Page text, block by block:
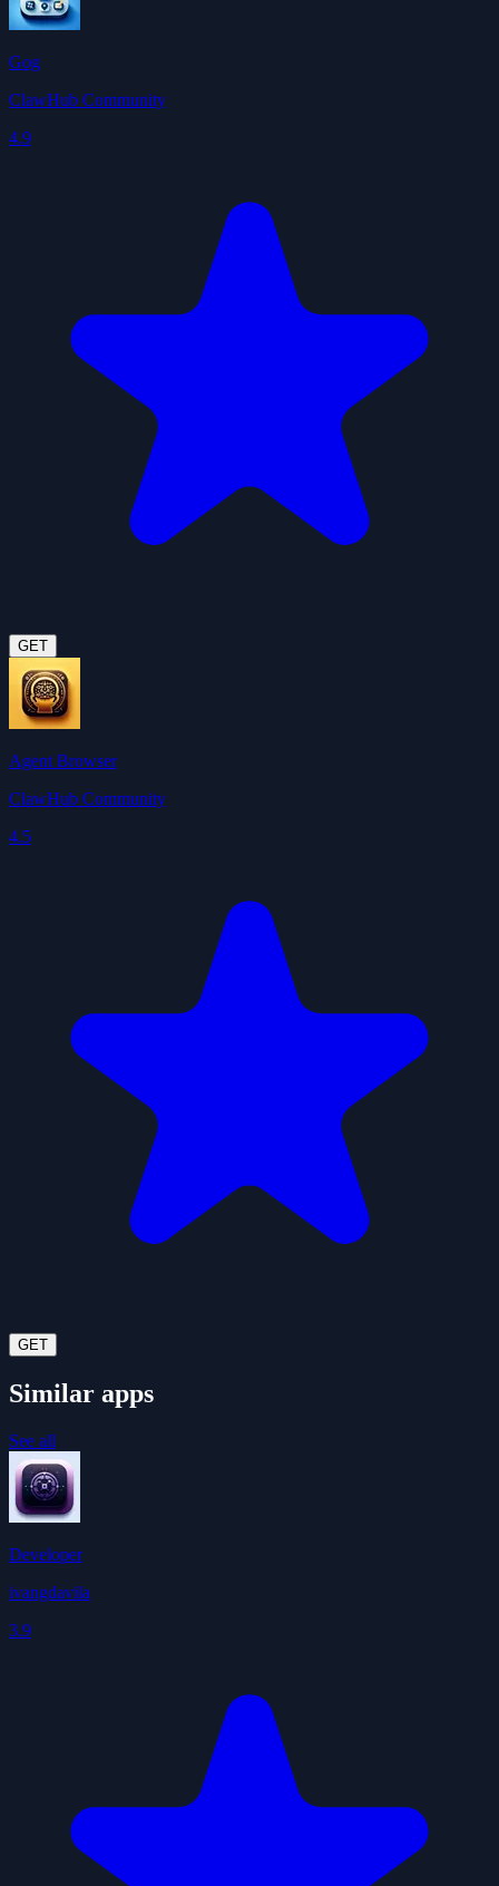
Gog
ClawHub Community
4.9
GET
Agent Browser
ClawHub Community
4.5
GET
Similar apps
See all
Developer
ivangdavila
3.9